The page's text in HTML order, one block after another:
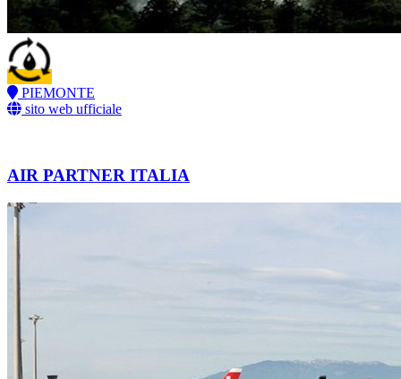
PIEMONTE
sito web ufficiale
AIR PARTNER ITALIA